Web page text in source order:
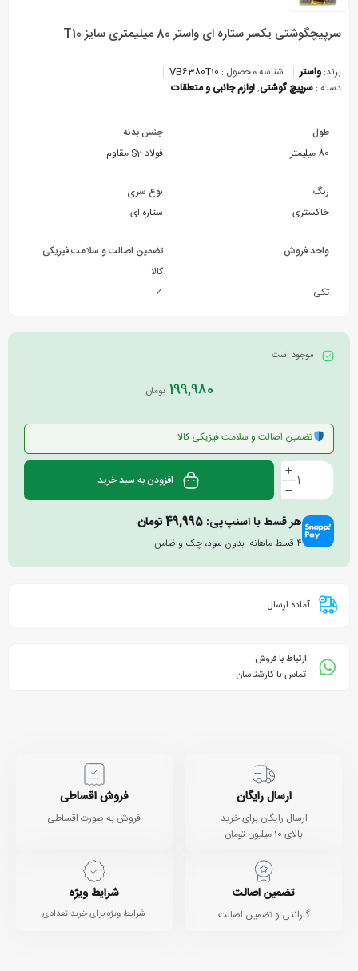
سرپیچگوشتی یکسر ستاره ای واستر 80 میلیمتری سایز T10
برند: واستر شناسه محصول : VB6380T10
دسته : سرپیچ گوشتی,لوازم جانبی و متعلقات
طول
80 میلیمتر
جنس بدنه
فولاد S2 مقاوم
رنگ
خاکستری
نوع سری
ستاره ای
واحد فروش
تکی
تضمین اصالت و سلامت فیزیکی
کالا
✓
موجود است
199,980 تومان
تضمین اصالت و سلامت فیزیکی کالا
افزودن به سبد خرید
هر قسط با اسنپ‌پی: 49,995تومان
۴ قسط ماهانه. بدون سود، چک و ضامن.
آماده ارسال
ارتباط با فروش
تماس با کارشناسان
ارسال رایگان
ارسال رایگان برای خرید
بالای 10 میلیون تومان
فروش اقساطی
فروش به صورت اقساطی
تضمین اصالت
گارانتی و تضمین اصالت
شرایط ویژه
شرایط ویژه برای خرید تعدادی